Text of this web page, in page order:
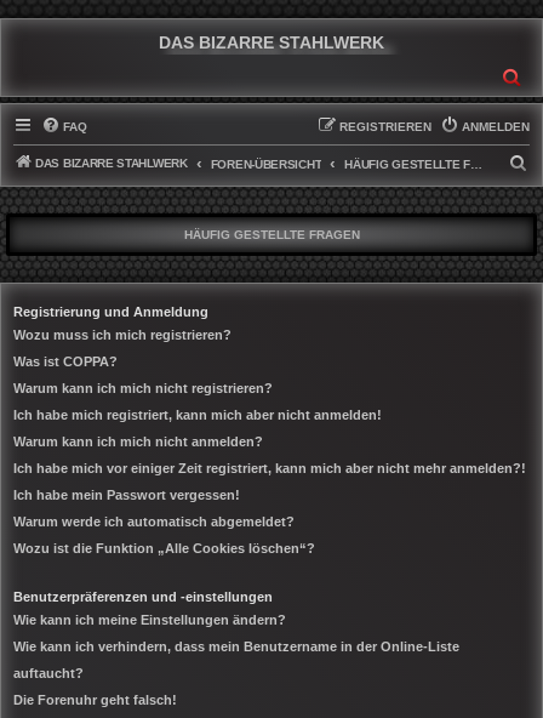
DAS BIZARRE STAHLWERK
FAQ ANMELDEN
REGISTRIEREN
DAS BIZARRE STAHLWERK FOREN-ÜBERSICHT HÄUFIG GESTELLTE FRAGEN
U
C
H
E
HÄUFIG GESTELLTE FRAGEN
Registrierung und Anmeldung
Wozu muss ich mich registrieren?
Was ist COPPA?
Warum kann ich mich nicht registrieren?
Ich habe mich registriert, kann mich aber nicht anmelden!
Warum kann ich mich nicht anmelden?
Ich habe mich vor einiger Zeit registriert, kann mich aber nicht mehr anmelden?!
Ich habe mein Passwort vergessen!
Warum werde ich automatisch abgemeldet?
Wozu ist die Funktion „Alle Cookies löschen“?
Benutzerpräferenzen und -einstellungen
Wie kann ich meine Einstellungen ändern?
Wie kann ich verhindern, dass mein Benutzername in der Online-Liste
auftaucht?
Die Forenuhr geht falsch!